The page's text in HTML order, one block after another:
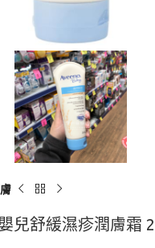
兒舒緩濕疹潤膚霜